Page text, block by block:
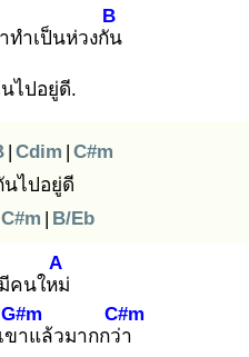
ทำเป็นห่วงกัน
B
ไปอยู่ดี.
| Cdim | C#m
นไปอยู่ดี
C#m | B/Eb
คนใหม่
A
ขา
G#m
แล้วมากกว่า
C#m